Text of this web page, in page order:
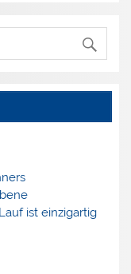
ist einzigartig